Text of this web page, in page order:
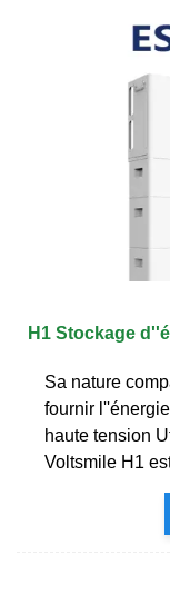
H1 Stockage
Sa nature
fournir
haute tension
Voltsmile H1